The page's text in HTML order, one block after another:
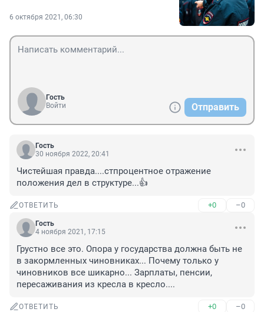
6 октября 2021, 06:30
Гость
Войти
Отправить
Гость
30 ноября 2022, 20:41
Чистейшая правда....стпроцентное отражение
положения дел в структуре...👍
ОТВЕТИТЬ +0 –0
Гость
4 ноября 2021, 17:15
Грустно все это. Опора у государства должна быть не
в закормленных чиновниках... Почему только у
чиновников все шикарно... Зарплаты, пенсии,
пересаживания из кресла в кресло....
ОТВЕТИТЬ +0 –0